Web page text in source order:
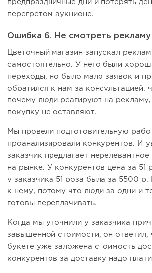
предпраздничные дни и потерять
перегретом аукционе.
Ошибка 6. Не смотреть рекламу
Цветочный магазин запускал
самостоятельно. У него были
переходы, но было мало заявок и
обратился к нам за консультацией,
почему люди реагируют на рекламу,
покупку не оставляют.
Мы провели подготовительную
проанализировали конкурентов. И
заказчик предлагает
на рынке. У конкурентов цена за
у заказчика 51 роза была за 5500
к нему, потому что люди за одни и
готовы переплачивать.
Когда мы уточнили у заказчика
завышенной стоимости, он ответил,
букете уже заложена стоимость
конкурентов за доставку надо